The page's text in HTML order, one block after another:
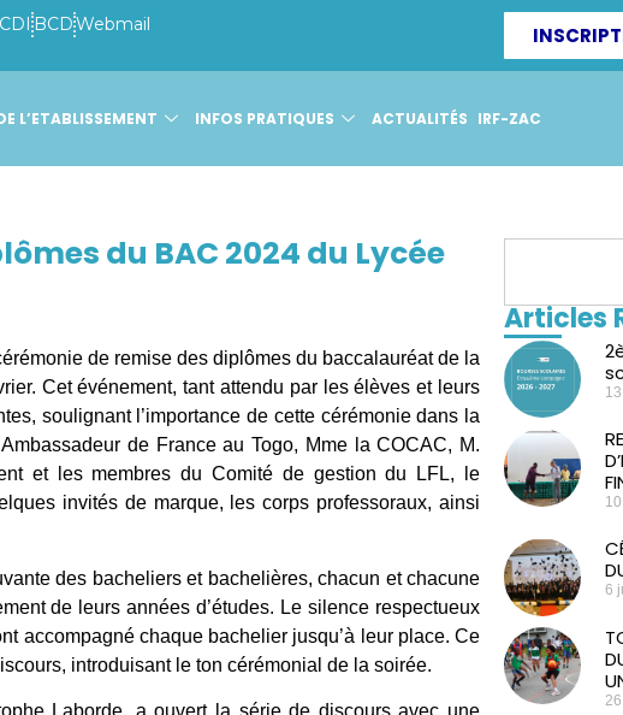
CDI BCDWebmail
L’ETABLISSEMENT INFOS PRATIQUES ACTUALITÉS IRF-ZAC
du BAC 2024 du Lycée
de remise des diplômes du baccalauréat de la
Cet événement, tant attendu par les élèves et leurs
soulignant l’importance de cette cérémonie dans la
de France au Togo, Mme la COCAC, M.
et les membres du Comité de gestion du LFL, le
invités de marque, les corps professoraux, ainsi
des bacheliers et bachelières, chacun et chacune
de leurs années d’études. Le silence respectueux
accompagné chaque bachelier jusqu’à leur place. Ce
introduisant le ton cérémonial de la soirée.
Articles
6